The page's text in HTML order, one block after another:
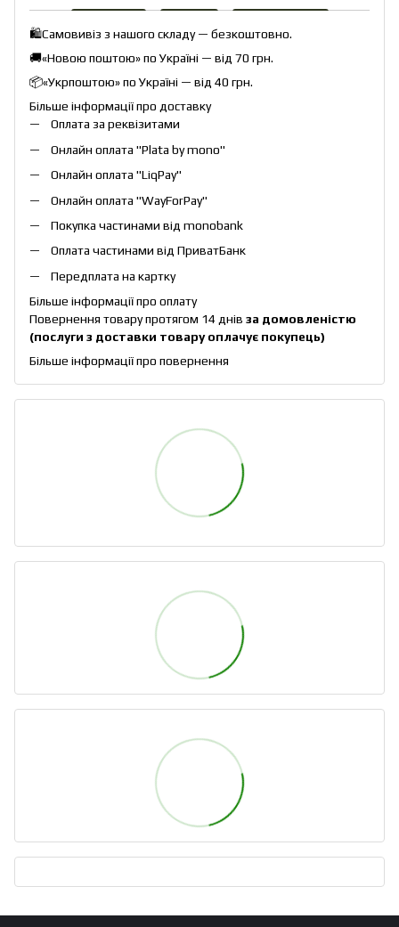
🛍️Самовивіз з нашого складу — безкоштовно.
🚚«Новою поштою» по Україні — від 70 грн.
📦«Укрпоштою» по Україні — від 40 грн.
Більше інформації про доставку
Оплата за реквізитами
Онлайн оплата "Plata by mono"
Онлайн оплата "LiqPay"
Онлайн оплата "WayForPay"
Покупка частинами від monobank
Оплата частинами від ПриватБанк
Передплата на картку
Більше інформації про оплату
Повернення товару протягом 14 днів за домовленістю
(послуги з доставки товару оплачує покупець)
Більше інформації про повернення